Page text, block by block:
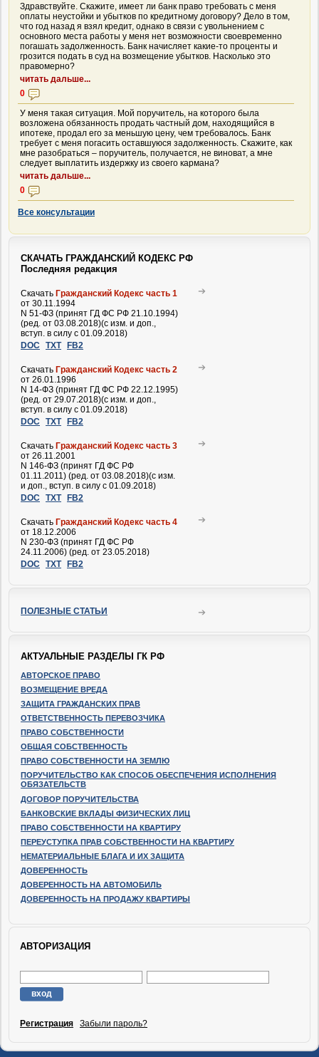
Здравствуйте. Скажите, имеет ли банк право требовать с меня
оплаты неустойки и убытков по кредитному договору? Дело в том,
что год назад я взял кредит, однако в связи с увольнением с
основного места работы у меня нет возможности своевременно
погашать задолженность. Банк начисляет какие-то проценты и
грозится подать в суд на возмещение убытков. Насколько это
правомерно?
читать дальше...
0
У меня такая ситуация. Мой поручитель, на которого была
возложена обязанность продать частный дом, находящийся в
ипотеке, продал его за меньшую цену, чем требовалось. Банк
требует с меня погасить оставшуюся задолженность. Скажите, как
мне разобраться – поручитель, получается, не виноват, а мне
следует выплатить издержку из своего кармана?
читать дальше...
0
Все консультации
СКАЧАТЬ ГРАЖДАНСКИЙ КОДЕКС РФ
Последняя редакция
Скачать Гражданский Кодекс часть 1
от 30.11.1994
N 51-ФЗ (принят ГД ФС РФ 21.10.1994)
(ред. от 03.08.2018)(с изм. и доп.,
вступ. в силу с 01.09.2018)
DOC TXT FB2
Скачать Гражданский Кодекс часть 2
от 26.01.1996
N 14-ФЗ (принят ГД ФС РФ 22.12.1995)
(ред. от 29.07.2018)(с изм. и доп.,
вступ. в силу с 01.09.2018)
DOC TXT FB2
Скачать Гражданский Кодекс часть 3
от 26.11.2001
N 146-ФЗ (принят ГД ФС РФ
01.11.2011) (ред. от 03.08.2018)(с изм.
и доп., вступ. в силу с 01.09.2018)
DOC TXT FB2
Скачать Гражданский Кодекс часть 4
от 18.12.2006
N 230-ФЗ (принят ГД ФС РФ
24.11.2006) (ред. от 23.05.2018)
DOC TXT FB2
ПОЛЕЗНЫЕ СТАТЬИ
АКТУАЛЬНЫЕ РАЗДЕЛЫ ГК РФ
АВТОРСКОЕ ПРАВО
ВОЗМЕЩЕНИЕ ВРЕДА
ЗАЩИТА ГРАЖДАНСКИХ ПРАВ
ОТВЕТСТВЕННОСТЬ ПЕРЕВОЗЧИКА
ПРАВО СОБСТВЕННОСТИ
ОБЩАЯ СОБСТВЕННОСТЬ
ПРАВО СОБСТВЕННОСТИ НА ЗЕМЛЮ
ПОРУЧИТЕЛЬСТВО КАК СПОСОБ ОБЕСПЕЧЕНИЯ ИСПОЛНЕНИЯ
ОБЯЗАТЕЛЬСТВ
ДОГОВОР ПОРУЧИТЕЛЬСТВА
БАНКОВСКИЕ ВКЛАДЫ ФИЗИЧЕСКИХ ЛИЦ
ПРАВО СОБСТВЕННОСТИ НА КВАРТИРУ
ПЕРЕУСТУПКА ПРАВ СОБСТВЕННОСТИ НА КВАРТИРУ
НЕМАТЕРИАЛЬНЫЕ БЛАГА И ИХ ЗАЩИТА
ДОВЕРЕННОСТЬ
ДОВЕРЕННОСТЬ НА АВТОМОБИЛЬ
ДОВЕРЕННОСТЬ НА ПРОДАЖУ КВАРТИРЫ
АВТОРИЗАЦИЯ
Регистрация Забыли пароль?